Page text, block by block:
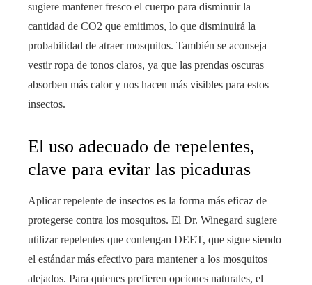
sugiere mantener fresco el cuerpo para disminuir la
cantidad de CO2 que emitimos, lo que disminuirá la
probabilidad de atraer mosquitos. También se aconseja
vestir ropa de tonos claros, ya que las prendas oscuras
absorben más calor y nos hacen más visibles para estos
insectos.
El uso adecuado de repelentes,
clave para evitar las picaduras
Aplicar repelente de insectos es la forma más eficaz de
protegerse contra los mosquitos. El Dr. Winegard sugiere
utilizar repelentes que contengan DEET, que sigue siendo
el estándar más efectivo para mantener a los mosquitos
alejados. Para quienes prefieren opciones naturales, el